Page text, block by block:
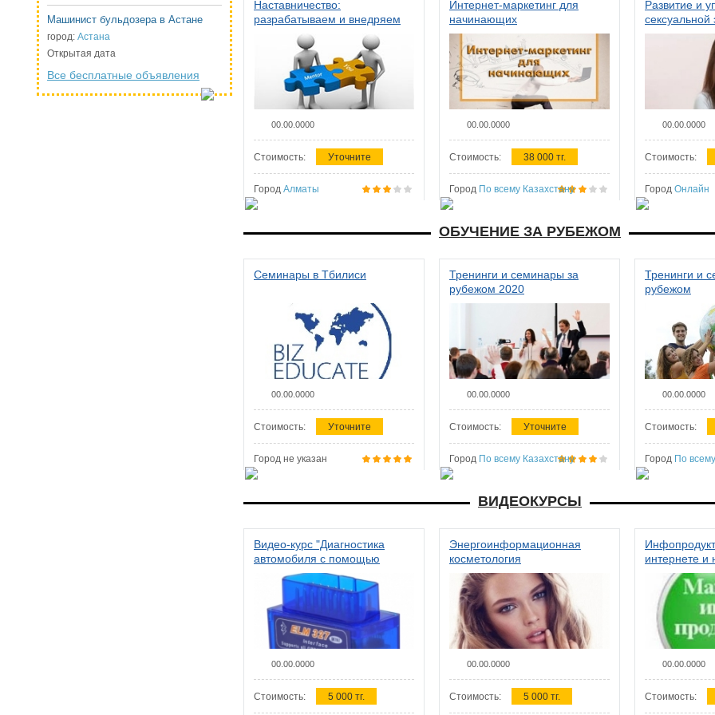
Машинист бульдозера в Астане
город: Астана
Открытая дата
Все бесплатные объявления
Наставничество:
разрабатываем и внедряем
систему наставничества в
организации
00.00.0000
Стоимость: Уточните
Город Алматы
Интернет-маркетинг для
начинающих
00.00.0000
Стоимость: 38 000 тг.
Город По всему Казахстану
Развитие и
сексуальной
женщин
00.00.0000
Стоимость:
Город Онлайн
ОБУЧЕНИЕ ЗА РУБЕЖОМ
Семинары в Тбилиси
00.00.0000
Стоимость: Уточните
Город не указан
Тренинги и семинары за
рубежом 2020
00.00.0000
Стоимость: Уточните
Город По всему Казахстану
Тренинги и
рубежом
00.00.0000
Стоимость:
Город По
ВИДЕОКУРСЫ
Видео-курс "Диагностика
автомобиля с помощью
сканера ELM 327"
00.00.0000
Стоимость: 5 000 тг.
Энергоинформационная
косметология
00.00.0000
Стоимость: 5 000 тг.
интернете и
00.00.0000
Стоимость: